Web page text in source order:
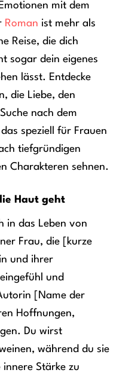
mit dem
Roman ist mehr als
Reise, die dich
sogar dein eigenes
lässt. Entdecke
die Liebe, den
nach dem
speziell für Frauen
tiefgründigen
Charakteren sehnen.
Haut geht
in das Leben von
Frau, die [kurze
und ihrer
und
[Name der
Hoffnungen,
Du wirst
während du sie
Stärke zu